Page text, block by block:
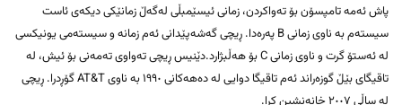
پاش ئەمە تامپسۆن بۆ تەواکردن، زمانی ئیسێمبڵی لەگەڵ زمانێکی دیکەی ئاست
سیستەم بە ناوی زمانی B پەرەدا. ڕیچی گەشەپێدانی ئەم زمانە و سیستەمی یونیکسی
لە ئەستۆ گرت و ناوی زمانی C بۆ هەڵبژارد.دێنیس ڕیچی تەواوی تەمەنی بۆ ئیش، لە
تاقیگای بێڵ گوزەراند ئەم تاقیگا دوایی لە دەهەکانی ١٩٩٠ بە ناوی AT&T گۆڕدرا. ڕیچی
لە ساڵی ٢٠٠٧ خانەنشین کرا.